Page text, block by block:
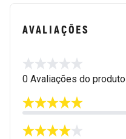
AVALIAÇÕES
0 Avaliações do produto